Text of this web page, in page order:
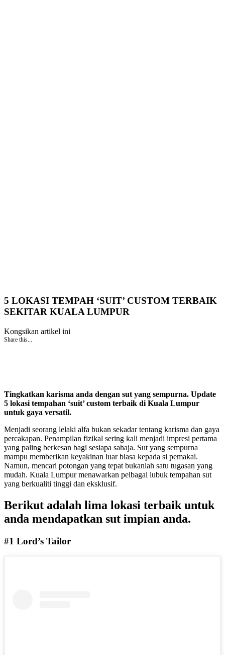
5 LOKASI TEMPAH ‘SUIT’ CUSTOM TERBAIK
SEKITAR KUALA LUMPUR
Kongsikan artikel ini
Share this...
Tingkatkan karisma anda dengan sut yang sempurna. Update
5 lokasi tempahan ‘suit’ custom terbaik di Kuala Lumpur
untuk gaya versatil.
Menjadi seorang lelaki alfa bukan sekadar tentang karisma dan gaya
percakapan. Penampilan fizikal sering kali menjadi impresi pertama
yang paling berkesan bagi sesiapa sahaja. Sut yang sempurna
mampu memberikan keyakinan luar biasa kepada si pemakai.
Namun, mencari potongan yang tepat bukanlah satu tugasan yang
mudah. Kuala Lumpur menawarkan pelbagai lubuk tempahan sut
yang berkualiti tinggi dan eksklusif.
Berikut adalah lima lokasi terbaik untuk
anda mendapatkan sut impian anda.
#1 Lord’s Tailor